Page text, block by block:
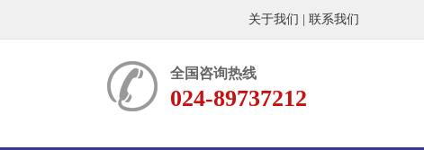
关于我们 联系我们
全国咨询热线
024-89737212